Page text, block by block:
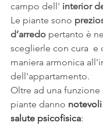
campo dell' interior
Le piante sono
d’arredo pertanto è
sceglierle con cura  e
maniera armonica
dell'appartamento.
Oltre ad una funzione
piante danno
salute psicofisica: